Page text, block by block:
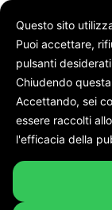
Presidiio
Tag:
Questo sito
Puoi accettare,
pulsanti
Chiudendo
Accettando, sei
essere raccolti
l'efficacia della